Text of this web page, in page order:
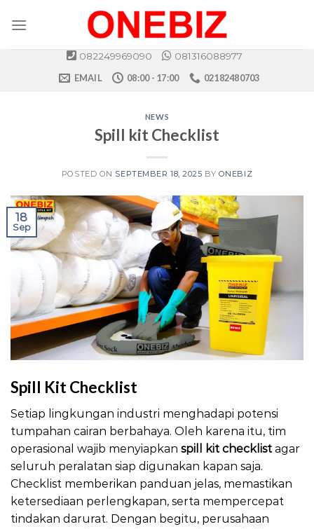
082249969090
081316088977
EMAIL
08:00 - 17:00 02182480703
NEWS
Spill kit Checklist
POSTED ON SEPTEMBER 18, 2025 BY ONEBIZ
18
Sep
Spill Kit Checklist
Setiap lingkungan industri menghadapi potensi
tumpahan cairan berbahaya. Oleh karena itu, tim
operasional wajib menyiapkan spill kit checklist agar
seluruh peralatan siap digunakan kapan saja.
Checklist memberikan panduan jelas, memastikan
ketersediaan perlengkapan, serta mempercepat
tindakan darurat. Dengan begitu, perusahaan